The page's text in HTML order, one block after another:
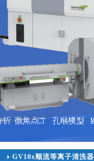
GV10x顺流等离子清洗器